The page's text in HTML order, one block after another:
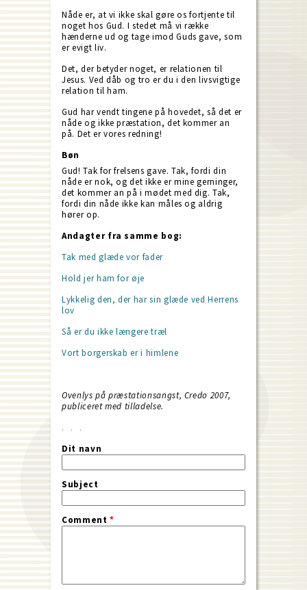
Nåde er, at vi ikke skal gøre os fortjente til
noget hos Gud. I stedet må vi række
hænderne ud og tage imod Guds gave, som
er evigt liv.
Det, der betyder noget, er relationen til
Jesus. Ved dåb og tro er du i den livsvigtige
relation til ham.
Gud har vendt tingene på hovedet, så det er
nåde og ikke præstation, det kommer an
på. Det er vores redning!
Bøn
Gud! Tak for frelsens gave. Tak, fordi din
nåde er nok, og det ikke er mine gerninger,
det kommer an på i mødet med dig. Tak,
fordi din nåde ikke kan måles og aldrig
hører op.
Andagter fra samme bog:
Tak med glæde vor fader
Hold jer ham for øje
Lykkelig den, der har sin glæde ved Herrens
lov
Så er du ikke længere træl
Vort borgerskab er i himlene
Ovenlys på præstationsangst, Credo 2007,
publiceret med tilladelse.
Dit navn
Subject
Comment*